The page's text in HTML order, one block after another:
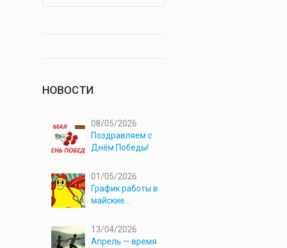
НОВОСТИ
08/05/2026
Поздравляем с
Днём Победы!
01/05/2026
График работы в
майские
13/04/2026
Апрель — время